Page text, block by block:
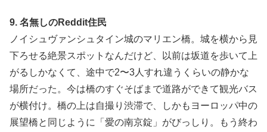
9. 名無しのReddit住民
ノイシュヴァンシュタイン城のマリエン橋。城を横から見
下ろせる絶景スポットなんだけど、以前は坂道を歩いて上
がるしかなくて、途中で2〜3人すれ違うくらいの静かな
場所だった。今は橋のすぐそばまで道路ができて観光バス
が横付け。橋の上は自撮り渋滞で、しかもヨーロッパ中の
展望橋と同じように「愛の南京錠」がびっしり。もう終わ